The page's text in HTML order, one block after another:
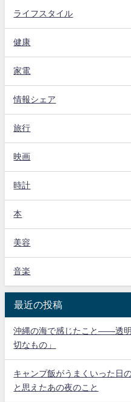
ライフスタイル
健康
家電
情報シェア
旅行
映画
時計
本
美容
音楽
最近の投稿
沖縄の海で感じたこと——透
切なもの」
キャンプ飯がうまくいった日
と思えたあの夜のこと